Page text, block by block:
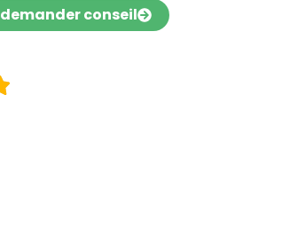
demander conseil